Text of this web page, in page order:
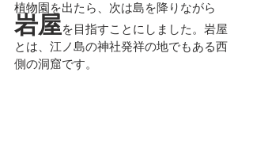
植物園を出たら、次は島を降りながら
岩屋を目指すことにしました。岩屋
とは、江ノ島の神社発祥の地でもある西
側の洞窟です。